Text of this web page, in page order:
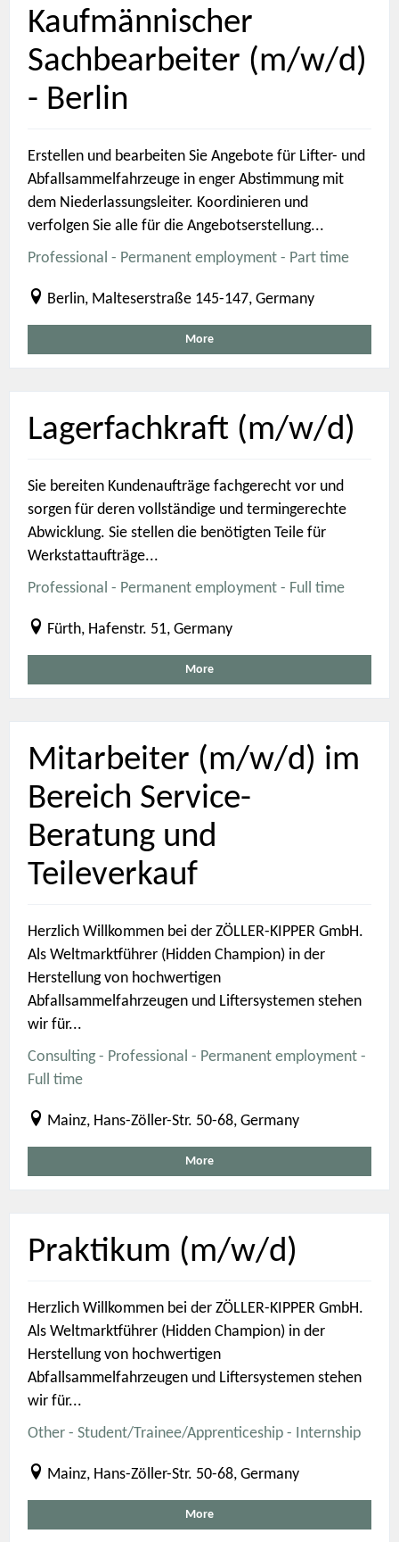
Kaufmännischer
Sachbearbeiter (m/w/d)
- Berlin
Erstellen und bearbeiten Sie Angebote für Lifter- und
Abfallsammelfahrzeuge in enger Abstimmung mit
dem Niederlassungsleiter. Koordinieren und
verfolgen Sie alle für die Angebotserstellung...
Professional - Permanent employment - Part time
Berlin, Malteserstraße 145-147, Germany
More
Lagerfachkraft (m/w/d)
Sie bereiten Kundenaufträge fachgerecht vor und
sorgen für deren vollständige und termingerechte
Abwicklung. Sie stellen die benötigten Teile für
Werkstattaufträge...
Professional - Permanent employment - Full time
Fürth, Hafenstr. 51, Germany
More
Mitarbeiter (m/w/d) im
Bereich Service-
Beratung und
Teileverkauf
Herzlich Willkommen bei der ZÖLLER-KIPPER GmbH.
Als Weltmarktführer (Hidden Champion) in der
Herstellung von hochwertigen
Abfallsammelfahrzeugen und Liftersystemen stehen
wir für...
Consulting - Professional - Permanent employment -
Full time
Mainz, Hans-Zöller-Str. 50-68, Germany
More
Praktikum (m/w/d)
Herzlich Willkommen bei der ZÖLLER-KIPPER GmbH.
Als Weltmarktführer (Hidden Champion) in der
Herstellung von hochwertigen
Abfallsammelfahrzeugen und Liftersystemen stehen
wir für...
Other - Student/Trainee/Apprenticeship - Internship
Mainz, Hans-Zöller-Str. 50-68, Germany
More